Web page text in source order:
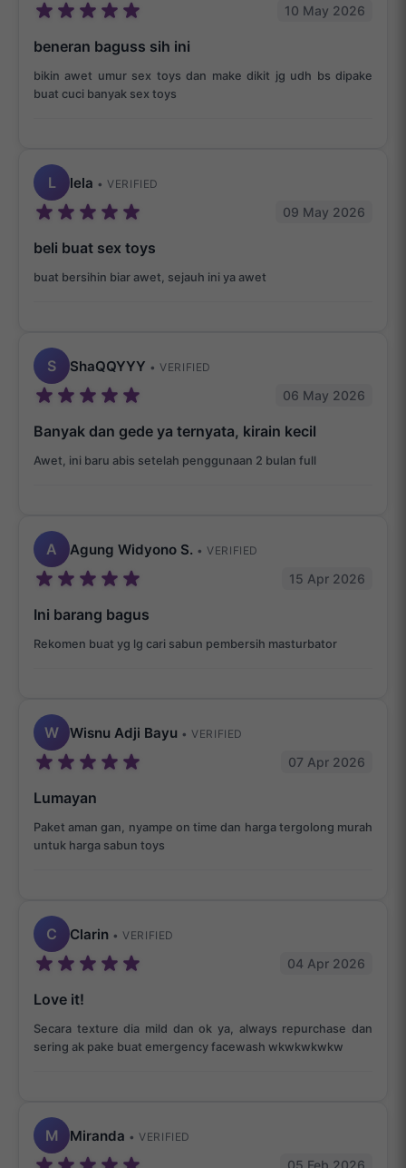
10 May 2026
beneran baguss sih ini
bikin awet umur sex toys dan make dikit jg udh bs dipake
buat cuci banyak sex toys
L lela • VERIFIED
09 May 2026
beli buat sex toys
buat bersihin biar awet, sejauh ini ya awet
S ShaQQYYY • VERIFIED
06 May 2026
Banyak dan gede ya ternyata, kirain kecil
Awet, ini baru abis setelah penggunaan 2 bulan full
A Agung Widyono S. • VERIFIED
15 Apr 2026
Ini barang bagus
Rekomen buat yg lg cari sabun pembersih masturbator
W Wisnu Adji Bayu • VERIFIED
07 Apr 2026
Lumayan
Paket aman gan, nyampe on time dan harga tergolong murah
untuk harga sabun toys
C Clarin • VERIFIED
04 Apr 2026
Love it!
Secara texture dia mild dan ok ya, always repurchase dan
sering ak pake buat emergency facewash wkwkwkwkw
M Miranda • VERIFIED